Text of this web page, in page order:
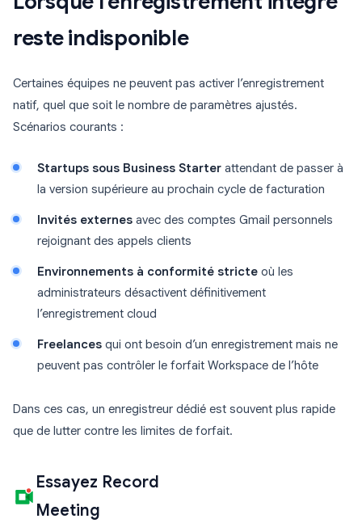
reste indisponible
Certaines équipes ne peuvent pas activer l’enregistrement
natif, quel que soit le nombre de paramètres ajustés.
Scénarios courants :
Startups sous Business Starter attendant de passer à
la version supérieure au prochain cycle de facturation
Invités externes avec des comptes Gmail personnels
rejoignant des appels clients
Environnements à conformité stricte où les
administrateurs désactivent définitivement
l’enregistrement cloud
Freelances qui ont besoin d’un enregistrement mais ne
peuvent pas contrôler le forfait Workspace de l’hôte
Dans ces cas, un enregistreur dédié est souvent plus rapide
que de lutter contre les limites de forfait.
Essayez Record
Meeting